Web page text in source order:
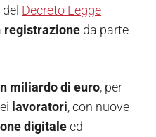
Decreto Legge
registrazione da parte
miliardo di euro, per
lavoratori, con nuove
digitaleed